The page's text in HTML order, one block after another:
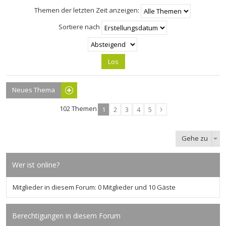
Themen der letzten Zeit anzeigen:
Sortiere nach
Neues Thema
102 Themen 1 2 3 4 5
Gehe zu
Wer ist online?
Mitglieder in diesem Forum: 0 Mitglieder und 10 Gäste
Berechtigungen in diesem Forum